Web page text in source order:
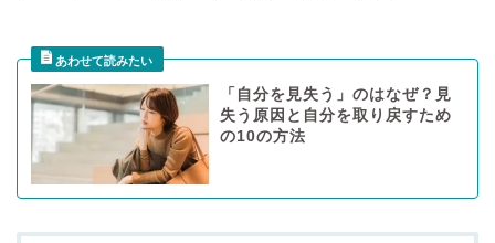
「自分を見失う」のはなぜ？見
失う原因と自分を取り戻すため
の10の方法